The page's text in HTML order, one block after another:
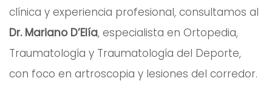
clínica y experiencia profesional, consultamos al
Dr. Mariano D’Elía, especialista en Ortopedia,
Traumatología y Traumatología del Deporte,
con foco en artroscopia y lesiones del corredor.